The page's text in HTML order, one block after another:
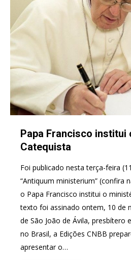
Papa Francisco institui
Catequista
Foi publicado nesta terça-feira
“Antiquum ministerium” (confira
o Papa Francisco institui o
texto foi assinado ontem, 10 de
de São João de Ávila, presbítero
no Brasil, a Edições CNBB
apresentar o…